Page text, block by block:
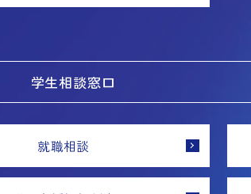
学生相談窓口
就職相談